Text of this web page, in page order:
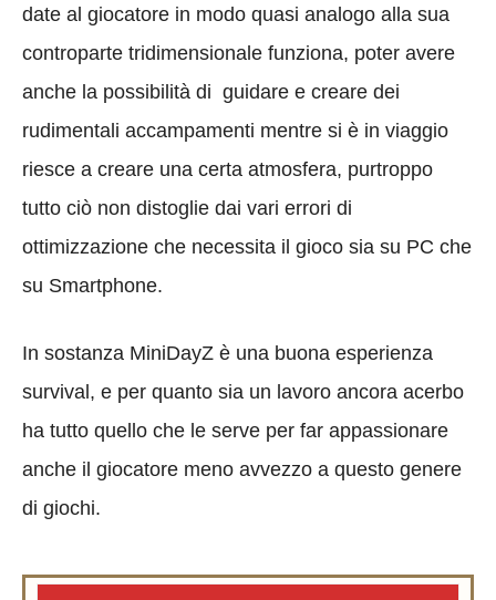
date al giocatore in modo quasi analogo alla sua
controparte tridimensionale funziona, poter avere
anche la possibilità di guidare e creare dei
rudimentali accampamenti mentre si è in viaggio
riesce a creare una certa atmosfera, purtroppo
tutto ciò non distoglie dai vari errori di
ottimizzazione che necessita il gioco sia su PC che
su Smartphone.
In sostanza MiniDayZ è una buona esperienza
survival, e per quanto sia un lavoro ancora acerbo
ha tutto quello che le serve per far appassionare
anche il giocatore meno avvezzo a questo genere
di giochi.